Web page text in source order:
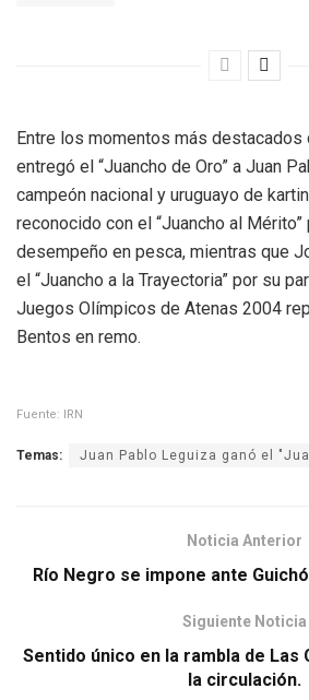
Entre los momentos más destacados
entregó el “Juancho de Oro” a Juan
campeón nacional y uruguayo de
reconocido con el “Juancho al
desempeño en pesca, mientras que
el “Juancho a la Trayectoria” por su
Juegos Olímpicos de Atenas 2004
Bentos en remo.
Fuente: IRN
Temas: Juan Pablo Leguiza ganó el
Noticia Anterior
Río Negro se impone ante
Siguiente Noticia
Sentido único en la rambla de Las
la circulación.